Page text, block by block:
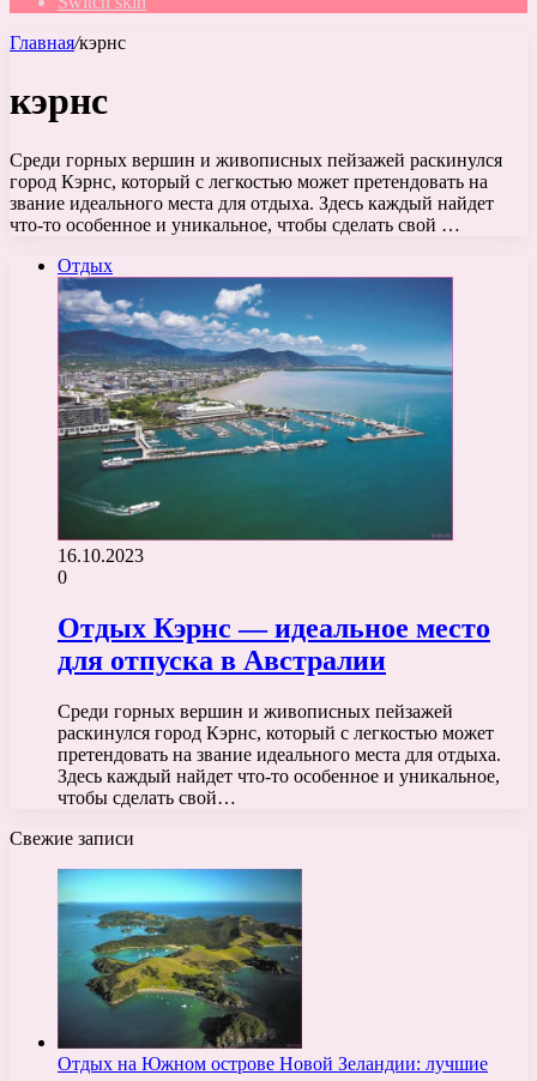
Главная/кэрнс
кэрнс
Среди горных вершин и живописных пейзажей раскинулся
город Кэрнс, который с легкостью может претендовать на
звание идеального места для отдыха. Здесь каждый найдет
что-то особенное и уникальное, чтобы сделать свой …
Отдых
16.10.2023
0
Отдых Кэрнс — идеальное место
для отпуска в Австралии
Среди горных вершин и живописных пейзажей
раскинулся город Кэрнс, который с легкостью может
претендовать на звание идеального места для отдыха.
Здесь каждый найдет что-то особенное и уникальное,
чтобы сделать свой…
Свежие записи
Отдых на Южном острове Новой Зеландии: лучшие